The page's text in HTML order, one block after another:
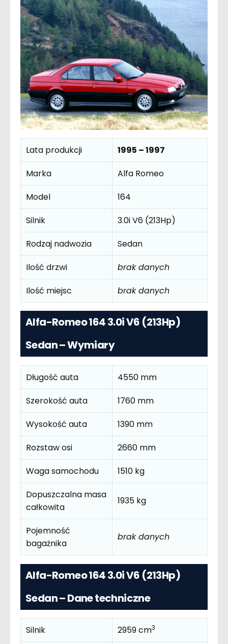
Lata produkcji
1995 – 1997
Marka
Alfa Romeo
Model
164
Silnik
3.0i V6 (213Hp)
Rodzaj nadwozia
Sedan
Ilość drzwi
brak danych
Ilość miejsc
brak danych
Alfa-Romeo 164 3.0i V6 (213Hp)
Sedan – Wymiary
Długość auta
4550 mm
Szerokość auta
1760 mm
Wysokość auta
1390 mm
Rozstaw osi
2660 mm
Waga samochodu
1510 kg
Dopuszczalna masa
całkowita
1935 kg
Pojemność
bagażnika
brak danych
Alfa-Romeo 164 3.0i V6 (213Hp)
Sedan – Dane techniczne
Silnik 2959 cm3